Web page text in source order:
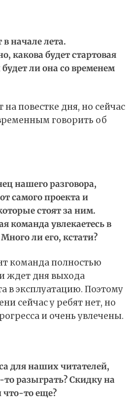
в начале лета.
какова будет стартовая
ли она со временем
на повестке дня, но сейчас
говорить об
нашего разговора,
самого проекта и
стоят за ним.
команда увлекаетесь в
ли его, кстати?
команда полностью
ждет дня выхода
в эксплуатацию. Поэтому
сейчас у ребят нет, но
и очень увлечены.
для наших читателей,
разыграть? Скидку на
то еще?